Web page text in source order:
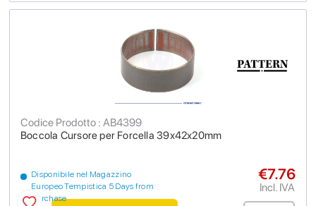
Boccola Cursore per Forcella 39x42x20mm
Codice Prodotto : AB4399
Disponibile nel Magazzino
Europeo Tempistica 5 Days from
purchase
€7.76
Incl. IVA